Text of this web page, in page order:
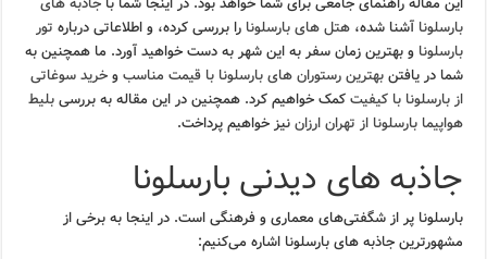
بارسلونا آشنا شده،هتل های بارسلونا را بررسی کرده، و اطلاعاتی درباره تور
بارسلونا و بهترین زمان سفر به این شهر به دست خواهید آورد. ما همچنین به
شما در یافتنبهترین رستوران های بارسلونا با قیمت مناسبوخرید سوغاتی
از بارسلونا با کیفیتکمک خواهیم کرد. همچنین در این مقاله به بررسیبلیط
هواپیما بارسلونا از تهران ارزاننیز خواهیم پرداخت.
جاذبه های دیدنی بارسلونا
بارسلونا پر از شگفتی‌های معماری و فرهنگی است. در اینجا به برخی از
مشهورترین جاذبه های بارسلونا اشاره می‌کنیم: